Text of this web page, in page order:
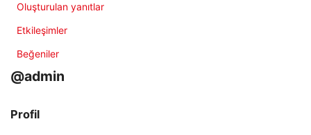
Oluşturulan yanıtlar
Etkileşimler
Beğeniler
@admin
Profil